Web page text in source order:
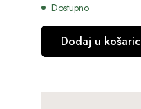
Dostupno
Dodaj u